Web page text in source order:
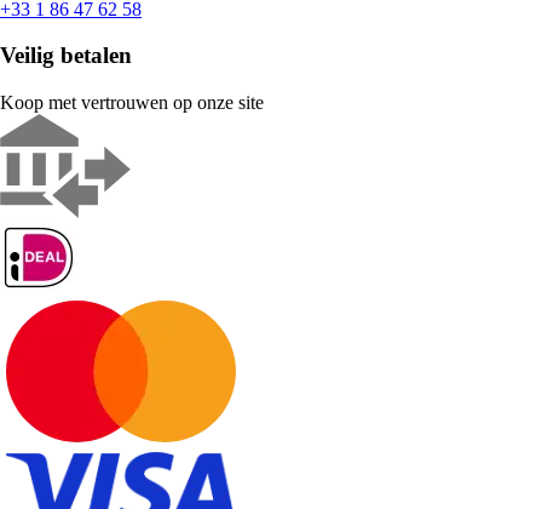
+33 1 86 47 62 58
Veilig betalen
Koop met vertrouwen op onze site